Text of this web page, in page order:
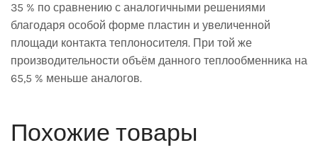
35 % по сравнению с аналогичными решениями
благодаря особой форме пластин и увеличенной
площади контакта теплоносителя. При той же
производительности объём данного теплообменника на
65,5 % меньше аналогов.
Похожие товары